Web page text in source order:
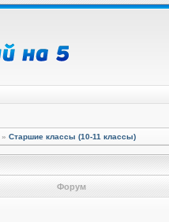
» Старшие классы (10-11 классы)
Форум